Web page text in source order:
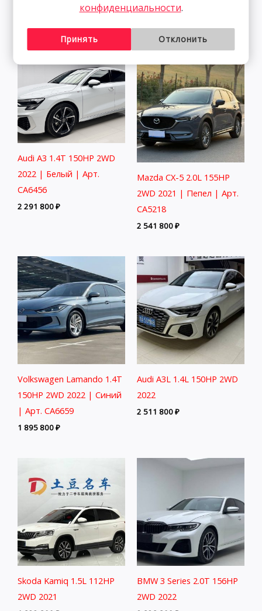
Красный
Audi A3 1.4T 150HP 2WD
2022 | Белый | Арт.
CA6456
2 291 800₽
Mazda CX-5 2.0L 155HP
2WD 2021 | Пепел | Арт.
CA5218
2 541 800₽
Volkswagen Lamando 1.4T
150HP 2WD 2022 | Синий
| Арт. CA6659
1 895 800₽
Audi A3L 1.4L 150HP 2WD
2022
2 511 800₽
Skoda Kamiq 1.5L 112HP
2WD 2021
BMW 3 Series 2.0T 156HP
2WD 2022
конфиденциальности.
Принять Отклонить